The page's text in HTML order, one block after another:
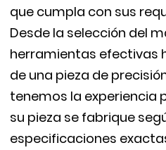
que cumpla con sus
Desde la selección del
herramientas efectivas
de una pieza de
tenemos la experiencia
su pieza se fabrique
especificaciones